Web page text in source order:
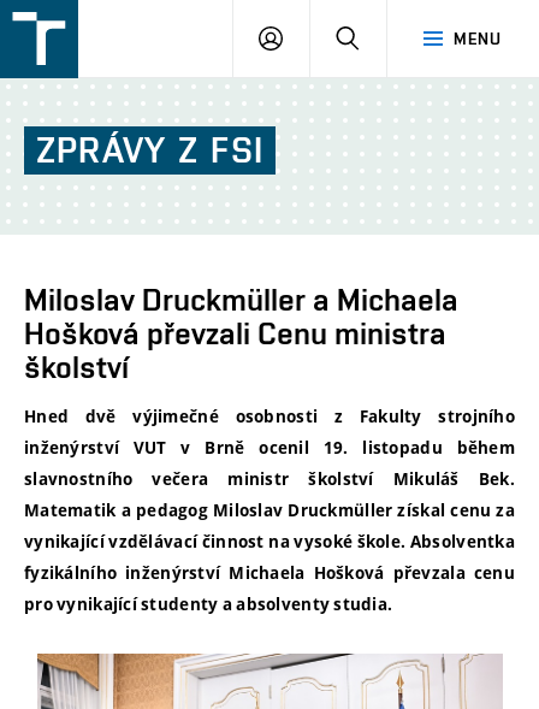
v
Brně
MENU
PŘIHLÁŠENÍ
ZPRÁVY Z FSI
Miloslav Druckmüller a Michaela
Hošková převzali Cenu ministra
školství
Hned dvě výjimečné osobnosti z Fakulty strojního
inženýrství VUT v Brně ocenil 19. listopadu během
slavnostního večera ministr školství Mikuláš Bek.
Matematik a pedagog Miloslav Druckmüller získal cenu za
vynikající vzdělávací činnost na vysoké škole. Absolventka
fyzikálního inženýrství Michaela Hošková převzala cenu
pro vynikající studenty a absolventy studia.